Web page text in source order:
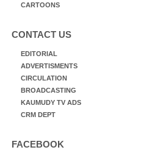
CARTOONS
CONTACT US
EDITORIAL
ADVERTISMENTS
CIRCULATION
BROADCASTING
KAUMUDY TV ADS
CRM DEPT
FACEBOOK